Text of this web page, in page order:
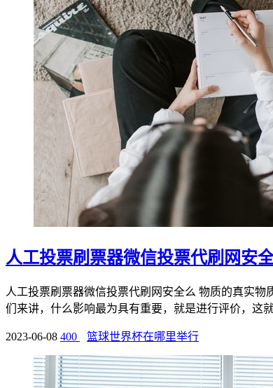
人工投票刷票器微信投票代刷网安
人工投票刷票器微信投票代刷网安全么 物质的真实
们来讲，什么影响最为具有重要，就是进行评价，这
2023-06-08 400 篮球世界杯在哪里举行